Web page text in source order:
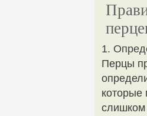
1.
Перцы
которые
слишком